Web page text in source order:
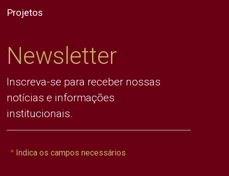
Projetos
Newsletter
Inscreva-se para receber nossas
notícias e informações
institucionais.
Indica os campos necessários